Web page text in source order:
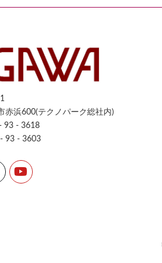
赤浜600(テクノパーク総社内)
93 - 3618
93 - 3603